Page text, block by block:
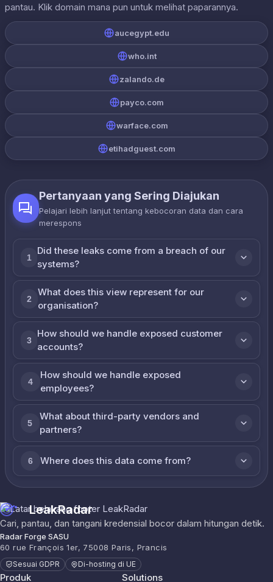
pantau. Klik domain mana pun untuk melihat paparannya.
aucegypt.edu
who.int
zalando.de
payco.com
warface.com
etihadguest.com
Pertanyaan yang Sering Diajukan
Pelajari lebih lanjut tentang kebocoran data dan cara
merespons
1
Did these leaks come from a breach of our
systems?
2
What does this view represent for our
organisation?
3
How should we handle exposed customer
accounts?
4
How should we handle exposed
employees?
5
What about third-party vendors and
partners?
6 Where does this data come from?
LeakRadar
Cari, pantau, dan tangani kredensial bocor dalam hitungan detik.
Radar Forge SASU
60 rue François 1er, 75008 Paris, Prancis
Sesuai GDPR Di-hosting di UE
Produk Solutions